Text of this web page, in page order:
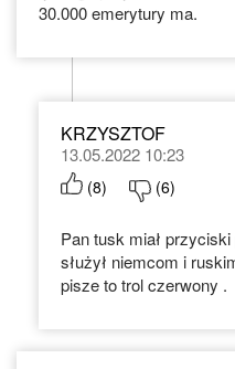
30.000 emerytury ma.
KRZYSZTOF
13.05.2022 10:23
(8) (6)
Pan tusk miał
służył niemcom i
pisze to trol czerwony .